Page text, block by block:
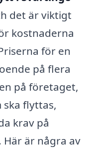
det är viktigt
kostnaderna
för en
på flera
på företaget,
flyttas,
krav på
är några av